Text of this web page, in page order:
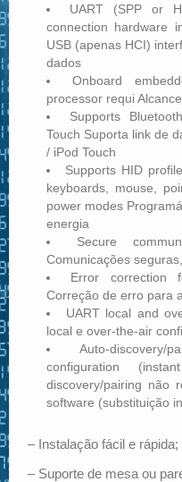
UART (SPP or
connection hardware
USB (apenas HCI)
dados
Onboard
processor requi
Supports
Touch Suporta link de
/ iPod Touch
Supports HID
keyboards, mouse,
power modes
energia
Secure
Comunicações
Error correction
Correção de erro para
UART local and
local e over-the-air
Auto-
configuration
discovery/pairing não
software (substituição
– Instalação fácil e rápida;
– Suporte de mesa ou